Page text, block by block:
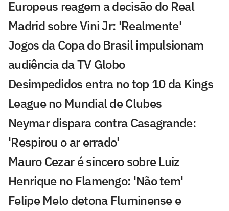
Europeus reagem a decisão do Real
Madrid sobre Vini Jr: 'Realmente'
Jogos da Copa do Brasil impulsionam
audiência da TV Globo
Desimpedidos entra no top 10 da Kings
League no Mundial de Clubes
Neymar dispara contra Casagrande:
'Respirou o ar errado'
Mauro Cezar é sincero sobre Luiz
Henrique no Flamengo: 'Não tem'
Felipe Melo detona Fluminense e